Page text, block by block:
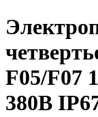
F05/F07
380В